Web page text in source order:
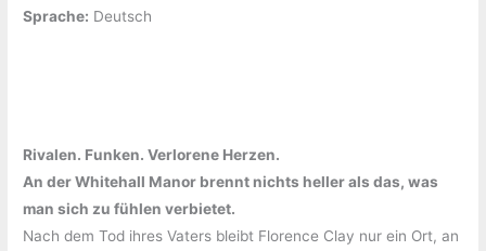
Sprache: ‎Deutsch
Rivalen. Funken. Verlorene Herzen.
An der Whitehall Manor brennt nichts heller als das, was
man sich zu fühlen verbietet.
Nach dem Tod ihres Vaters bleibt Florence Clay nur ein Ort, an